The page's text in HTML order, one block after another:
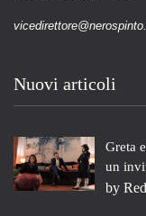
Nuovi articoli
Greta
un
by